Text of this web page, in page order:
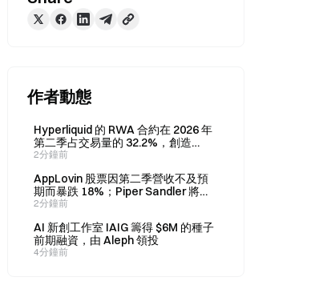
作者動態
Hyperliquid 的 RWA 合約在 2026 年
第二季占交易量的 32.2%，創造
2,130 億美元交易額。
2分鐘前
AppLovin 股票因第二季營收不及預
期而暴跌 18%；Piper Sandler 將目
標價下調至 385 美元
2分鐘前
AI 新創工作室 IAIG 籌得 $6M 的種子
前期融資，由 Aleph 領投
4分鐘前